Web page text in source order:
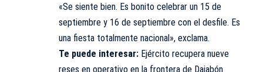
«Se siente bien. Es bonito celebrar un 15 de
septiembre y 16 de septiembre con el desfile. Es
una fiesta totalmente nacional», exclama.
Te puede interesar: Ejército recupera nueve
reses en operativo en la frontera de Dajabón